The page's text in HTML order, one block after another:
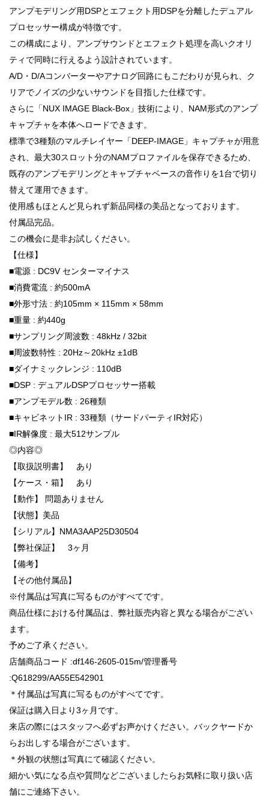
アンプモデリング用DSPとエフェクト用DSPを分離したデュアル
プロセッサー構成が特徴です。
この構成により、アンプサウンドとエフェクト処理を高いクオリ
ティで同時に行えるよう設計されています。
A/D・D/Aコンバーターやアナログ回路にもこだわりが見られ、ク
リアでノイズの少ないサウンドを目指した仕様です。
さらに「NUX IMAGE Black-Box」技術により、NAM形式のアンプ
キャプチャを本体へロードできます。
標準で3種類のマルチレイヤー「DEEP-IMAGE」キャプチャが用意
され、最大30スロット分のNAMプロファイルを保存できるため、
既存のアンプモデリングとキャプチャベースの音作りを1台で切り
替えて運用できます。
使用感もほとんど見られず新品同様の美品となっております。
付属品完品。
この機会に是非お試しください。
【仕様】
■電源 : DC9V センターマイナス
■消費電流 : 約500mA
■外形寸法 : 約105mm × 115mm × 58mm
■重量 : 約440g
■サンプリング周波数 : 48kHz / 32bit
■周波数特性 : 20Hz～20kHz ±1dB
■ダイナミックレンジ : 110dB
■DSP : デュアルDSPプロセッサー搭載
■アンプモデル数 : 26種類
■キャビネットIR : 33種類（サードパーティIR対応）
■IR解像度 : 最大512サンプル
◎内容◎
【取扱説明書】 あり
【ケース・箱】 あり
【動作】 問題ありません
【状態】美品
【シリアル】NMA3AAP25D30504
【弊社保証】 3ヶ月
【備考】
【その他付属品】
※付属品は写真に写るものがすべてです。
商品仕様における付属品は、弊社販売内容と異なる場合がござい
ます。
予めご了承ください。
店舗商品コード :df146-2605-015m/管理番号
:Q618299/AA55E542901
＊付属品は写真に写るものがすべてです。
保証は購入日より3ヶ月です。
来店の際にはスタッフへ必ずお声かけください。バックヤードか
らお出しする場合がございます。
＊外観の状態は写真にて確認ください。
細かい気になる点や質問などございましたらお気軽に取り扱い店
舗にご連絡下さい。